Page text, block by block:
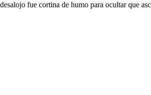
fue cortina de humo para ocultar que